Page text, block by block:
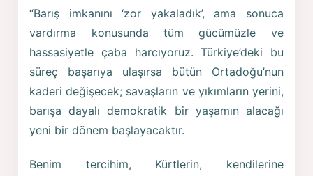
“Barış imkanını ‘zor yakaladık’, ama sonuca
vardırma konusunda tüm gücümüzle ve
hassasiyetle çaba harcıyoruz. Türkiye’deki bu
süreç başarıya ulaşırsa bütün Ortadoğu’nun
kaderi değişecek; savaşların ve yıkımların yerini,
barışa dayalı demokratik bir yaşamın alacağı
yeni bir dönem başlayacaktır.
Benim tercihim, Kürtlerin, kendilerine